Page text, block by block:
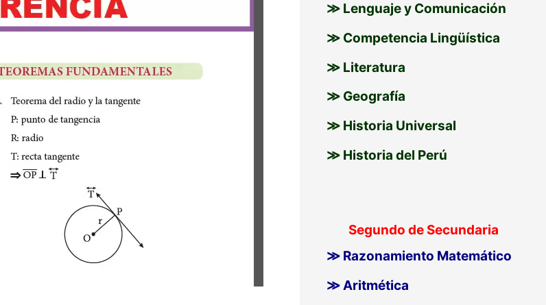
≫ Lenguaje y Comunicación
≫ Competencia Lingüística
≫ Literatura
≫ Geografía
≫ Historia Universal
≫ Historia del Perú
Segundo de Secundaria
≫ Razonamiento Matemático
≫ Aritmética